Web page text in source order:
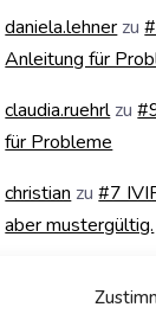
daniela.lehner zu
Anleitung für
claudia.ruehrlzu
für Probleme
christian zu#7
aber mustergültig.
Komplexe haben